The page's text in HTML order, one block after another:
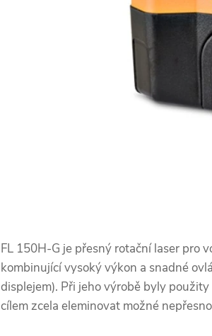
FL 150H-G je přesný rotační laser pro
kombinující vysoký výkon a snadné
displejem). Při jeho výrobě byly
cílem zcela eleminovat možné